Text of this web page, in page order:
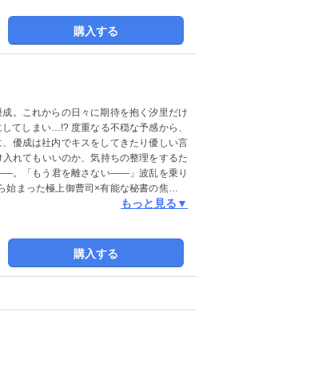
購入する
。これからの日々に期待を抱く汐里だけ
てしまい…!? 度重なる不穏な予感から、
優成は社内でキスをしてきたり優しい言
れてもいいのか、気持ちの整理をするた
。「もう君を離さない――」波乱を乗り
まった極上御曹司×有能な秘書の焦れ甘
Berry's Vol.161・166・169・172・174掲
もっと見る▼
購入する